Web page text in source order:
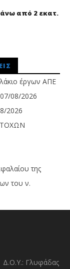
από 2 εκατ.
έργων ΑΠΕ
07/08/2026
2026
της
του ν.
Γλυφάδας